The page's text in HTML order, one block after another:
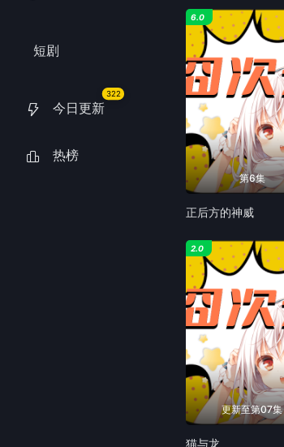
短剧
今日更新
322
热榜
第6集
6.0
正后方的神威
更新至第07集
2.0
猫与龙